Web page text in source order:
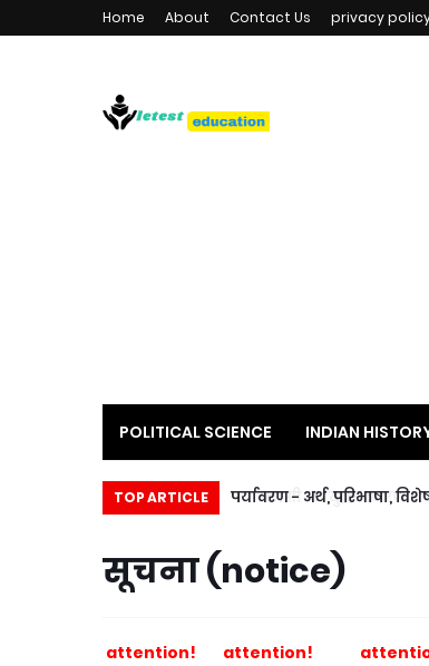
Home About Contact Us privacy
POLITICAL SCIENCE INDIAN
LATEST EDUCATION NEWS & UPDATES
TOP ARTICLE पर्यावरण - अर्थ,
प्लासी का युद्ध- कारण,
सूचना (notice)
attention! attention!